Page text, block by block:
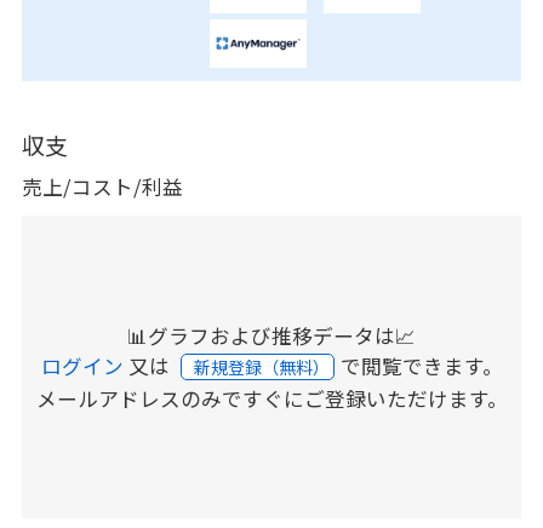
収支
売上/コスト/利益
📊グラフおよび推移データは📈
ログイン 又は 新規登録（無料） で閲覧できます。
メールアドレスのみですぐにご登録いただけます。